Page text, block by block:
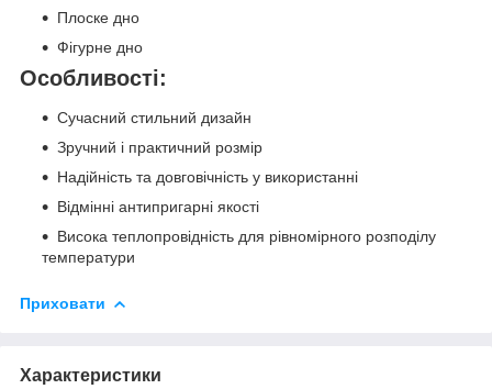
Плоске дно
Фігурне дно
Особливості:
Сучасний стильний дизайн
Зручний і практичний розмір
Надійність та довговічність у використанні
Відмінні антипригарні якості
Висока теплопровідність для рівномірного розподілу
температури
Приховати
Характеристики